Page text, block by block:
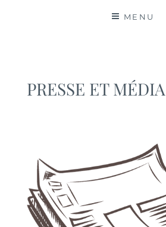
MENU
PRESSE ET